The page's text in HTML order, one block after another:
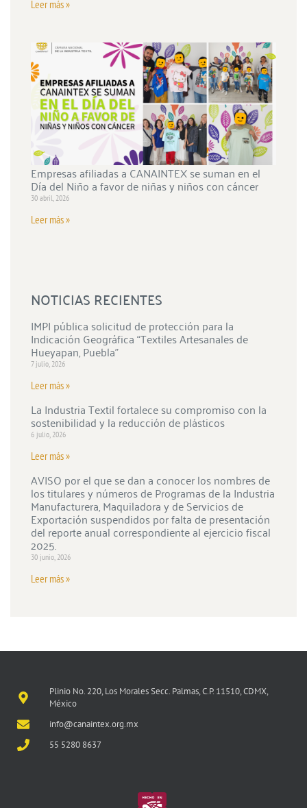
Leer más »
Empresas afiliadas a CANAINTEX se suman en el
Día del Niño a favor de niñas y niños con cáncer
30 abril, 2026
Leer más »
NOTICIAS RECIENTES
IMPI pública solicitud de protección para la
Indicación Geográfica “Textiles Artesanales de
Hueyapan, Puebla”
7 julio, 2026
Leer más »
La Industria Textil fortalece su compromiso con la
sostenibilidad y la reducción de plásticos
6 julio, 2026
Leer más »
AVISO por el que se dan a conocer los nombres de
los titulares y números de Programas de la Industria
Manufacturera, Maquiladora y de Servicios de
Exportación suspendidos por falta de presentación
del reporte anual correspondiente al ejercicio fiscal
2025.
30 junio, 2026
Leer más »
Plinio No. 220, Los Morales Secc. Palmas, C.P. 11510, CDMX,
México
info@canaintex.org.mx
55 5280 8637